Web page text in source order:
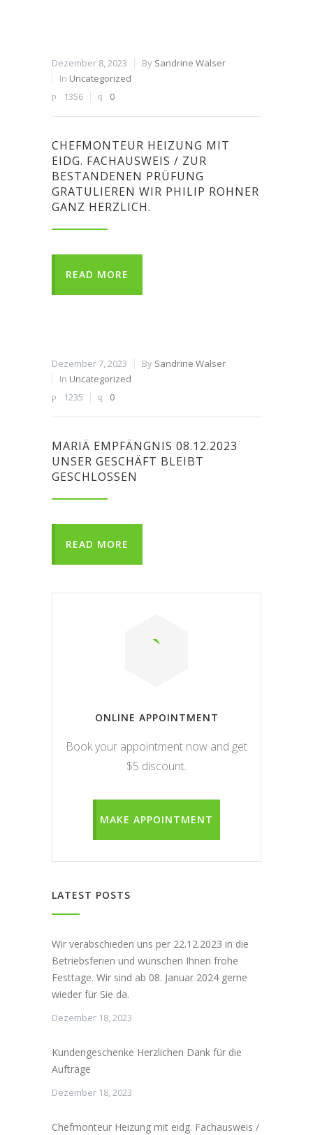
Dezember 8, 2023 By Sandrine Walser
In Uncategorized
1356
0
CHEFMONTEUR HEIZUNG MIT
EIDG. FACHAUSWEIS / ZUR
BESTANDENEN PRÜFUNG
GRATULIEREN WIR PHILIP ROHNER
GANZ HERZLICH.
READ MORE
Dezember 7, 2023 By Sandrine Walser
In Uncategorized
1235
0
MARIÄ EMPFÄNGNIS 08.12.2023
UNSER GESCHÄFT BLEIBT
GESCHLOSSEN
READ MORE
ONLINE APPOINTMENT
Book your appointment now and get
$5 discount.
MAKE APPOINTMENT
LATEST POSTS
Wir verabschieden uns per 22.12.2023 in die
Betriebsferien und wünschen Ihnen frohe
Festtage. Wir sind ab 08. Januar 2024 gerne
wieder für Sie da.
Dezember 18, 2023
Kundengeschenke Herzlichen Dank für die
Aufträge
Dezember 18, 2023
Chefmonteur Heizung mit eidg. Fachausweis /